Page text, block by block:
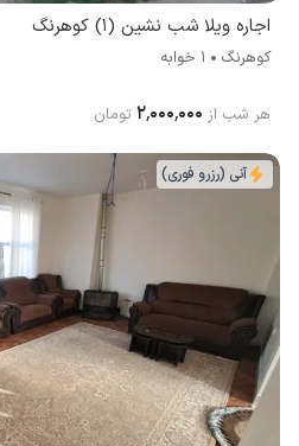
اجاره ویلا شب نشین (1) کوهرنگ
کوهرنگ 1 خوابه
هر شب از ۲٬۰۰۰٬۰۰۰ تومان
آنی (رزرو فوری)